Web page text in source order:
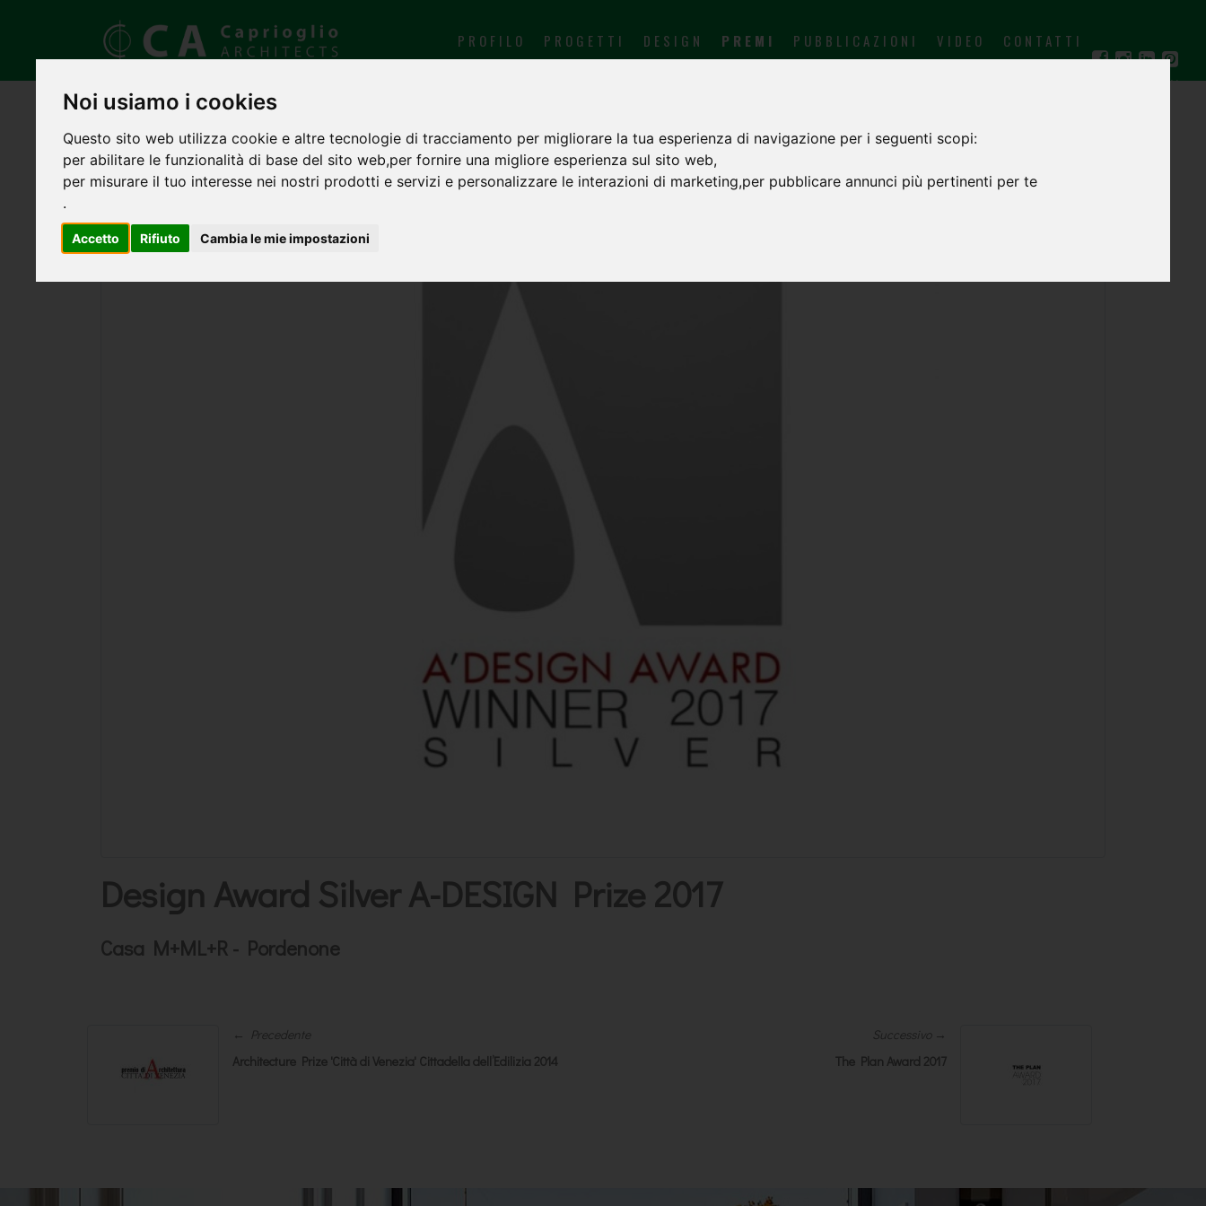
Noi usiamo i cookies
Questo sito web utilizza cookie e altre tecnologie di tracciamento per migliorare la tua esperienza di navigazione per i seguenti scopi:
per abilitare le funzionalità di base del sito web,per fornire una migliore esperienza sul sito web,
per misurare il tuo interesse nei nostri prodotti e servizi e personalizzare le interazioni di marketing,per pubblicare annunci più pertinenti per te
.
Accetto Rifiuto Cambia le mie impostazioni
PROFILO PROGETTI DESIGN PREMI PUBBLICAZIONI VIDEO CONTATTI
EN
Design Award Silver A-DESIGN Prize 2017
Casa M+ML+R - Pordenone
← Precedente
Architecture Prize 'Città di Venezia' Cittadella dell’Edilizia 2014
Successivo →
The Plan Award 2017